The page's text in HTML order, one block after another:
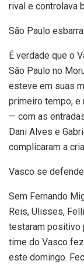
rival e controlava
São Paulo
É verdade que o
São Paulo no
esteve em suas
primeiro tempo, e
— com as
Dani Alves e
complicaram a
Vasco se
Sem Fernando
Reis, Ulisses,
testaram positivo
time do Vasco
este domingo.